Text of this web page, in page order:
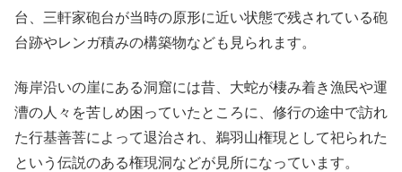
台、三軒家砲台が当時の原形に近い状態で残されている砲
台跡やレンガ積みの構築物なども見られます。
海岸沿いの崖にある洞窟には昔、大蛇が棲み着き漁民や運
漕の人々を苦しめ困っていたところに、修行の途中で訪れ
た行基善菩によって退治され、鵜羽山権現として祀られた
という伝説のある権現洞などが見所になっています。